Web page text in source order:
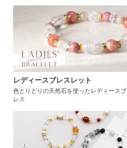
レディースブレスレット
色とりどりの天然石を使ったレディースブ
レス